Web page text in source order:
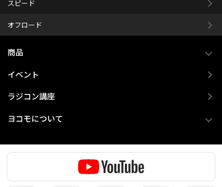
スピード
オフロード
商品
イベント
ラジコン講座
ヨコモについて